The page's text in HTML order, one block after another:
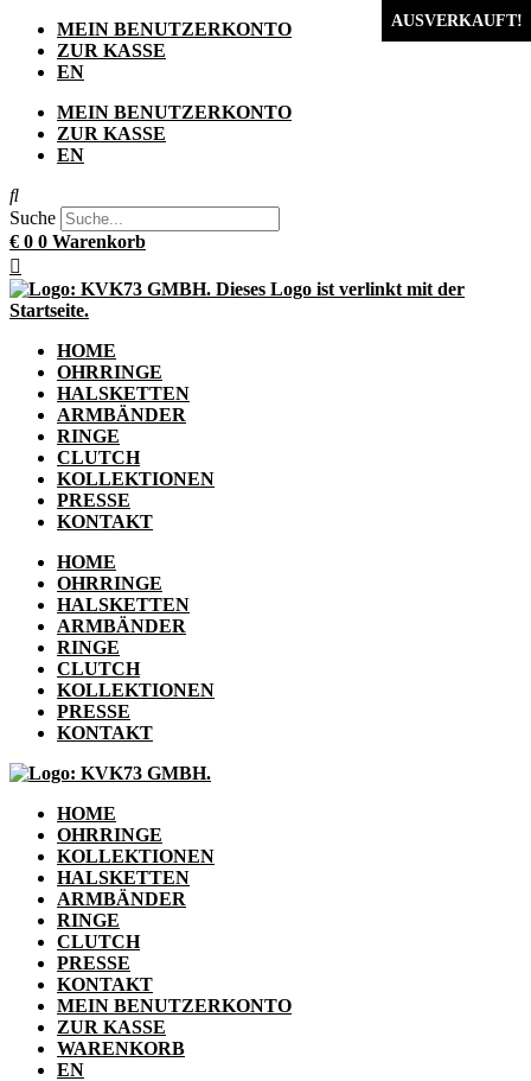
Zum
Inhalt
springen
MEIN BENUTZERKONTO
ZUR KASSE
EN
MEIN BENUTZERKONTO
ZUR KASSE
EN
Suche
€ 0 0 Warenkorb
HOME
OHRRINGE
HALSKETTEN
ARMBÄNDER
RINGE
CLUTCH
KOLLEKTIONEN
PRESSE
KONTAKT
HOME
OHRRINGE
HALSKETTEN
ARMBÄNDER
RINGE
CLUTCH
KOLLEKTIONEN
PRESSE
KONTAKT
HOME
OHRRINGE
KOLLEKTIONEN
HALSKETTEN
ARMBÄNDER
RINGE
CLUTCH
PRESSE
KONTAKT
MEIN BENUTZERKONTO
ZUR KASSE
WARENKORB
EN
AUSVERKAUFT!